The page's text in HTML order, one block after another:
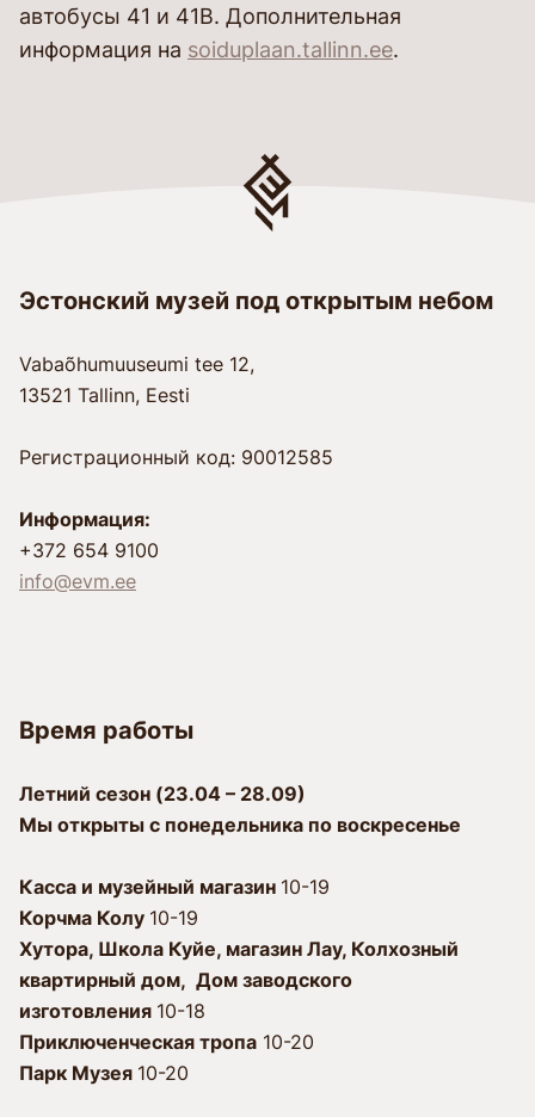
автобусы 41 и 41B. Дополнительная
информация на soiduplaan.tallinn.ee.
Эстонский музей под открытым небом
Vabaõhumuuseumi tee 12,
13521 Tallinn, Eesti
Регистрационный код: 90012585
Информация:
+372 654 9100
info@evm.ee
Время работы
Лeтний сезон (23.04 – 28.09)
Мы открыты с пoнeдeльника по воскресенье
Касса и музейный магазин 10-19
Корчма Колу 10-19
Xутора, Школа Куйе, магазин Лау, Колхозный
квартирный дом, Дом заводского
изготовления 10-18
Приключенческая тропа 10-20
Парк Музея 10-20